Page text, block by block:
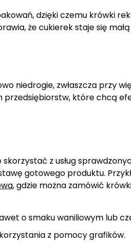
dzięki czemu krówki
że cukierek staje się
niedrogie, zwłaszcza przy
przedsiębiorstw, które chcą
z usług
gotowego produktu.
, gdzie można zamówić
o smaku waniliowym lub
z pomocy grafików.